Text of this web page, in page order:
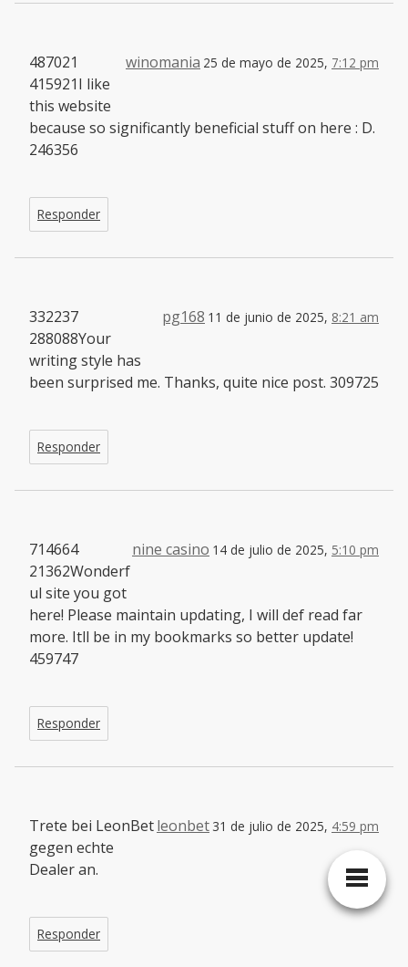
winomania 25 de mayo de 2025, 7:12 pm
487021
415921I like
this website
because so significantly beneficial stuff on here : D.
246356
Responder
pg168 11 de junio de 2025, 8:21 am
332237
288088Your
writing style has
been surprised me. Thanks, quite nice post. 309725
Responder
nine casino 14 de julio de 2025, 5:10 pm
714664
21362Wonderf
ul site you got
here! Please maintain updating, I will def read far
more. Itll be in my bookmarks so better update!
459747
Responder
leonbet 31 de julio de 2025, 4:59 pm
Trete bei LeonBet
gegen echte
Dealer an.
Responder